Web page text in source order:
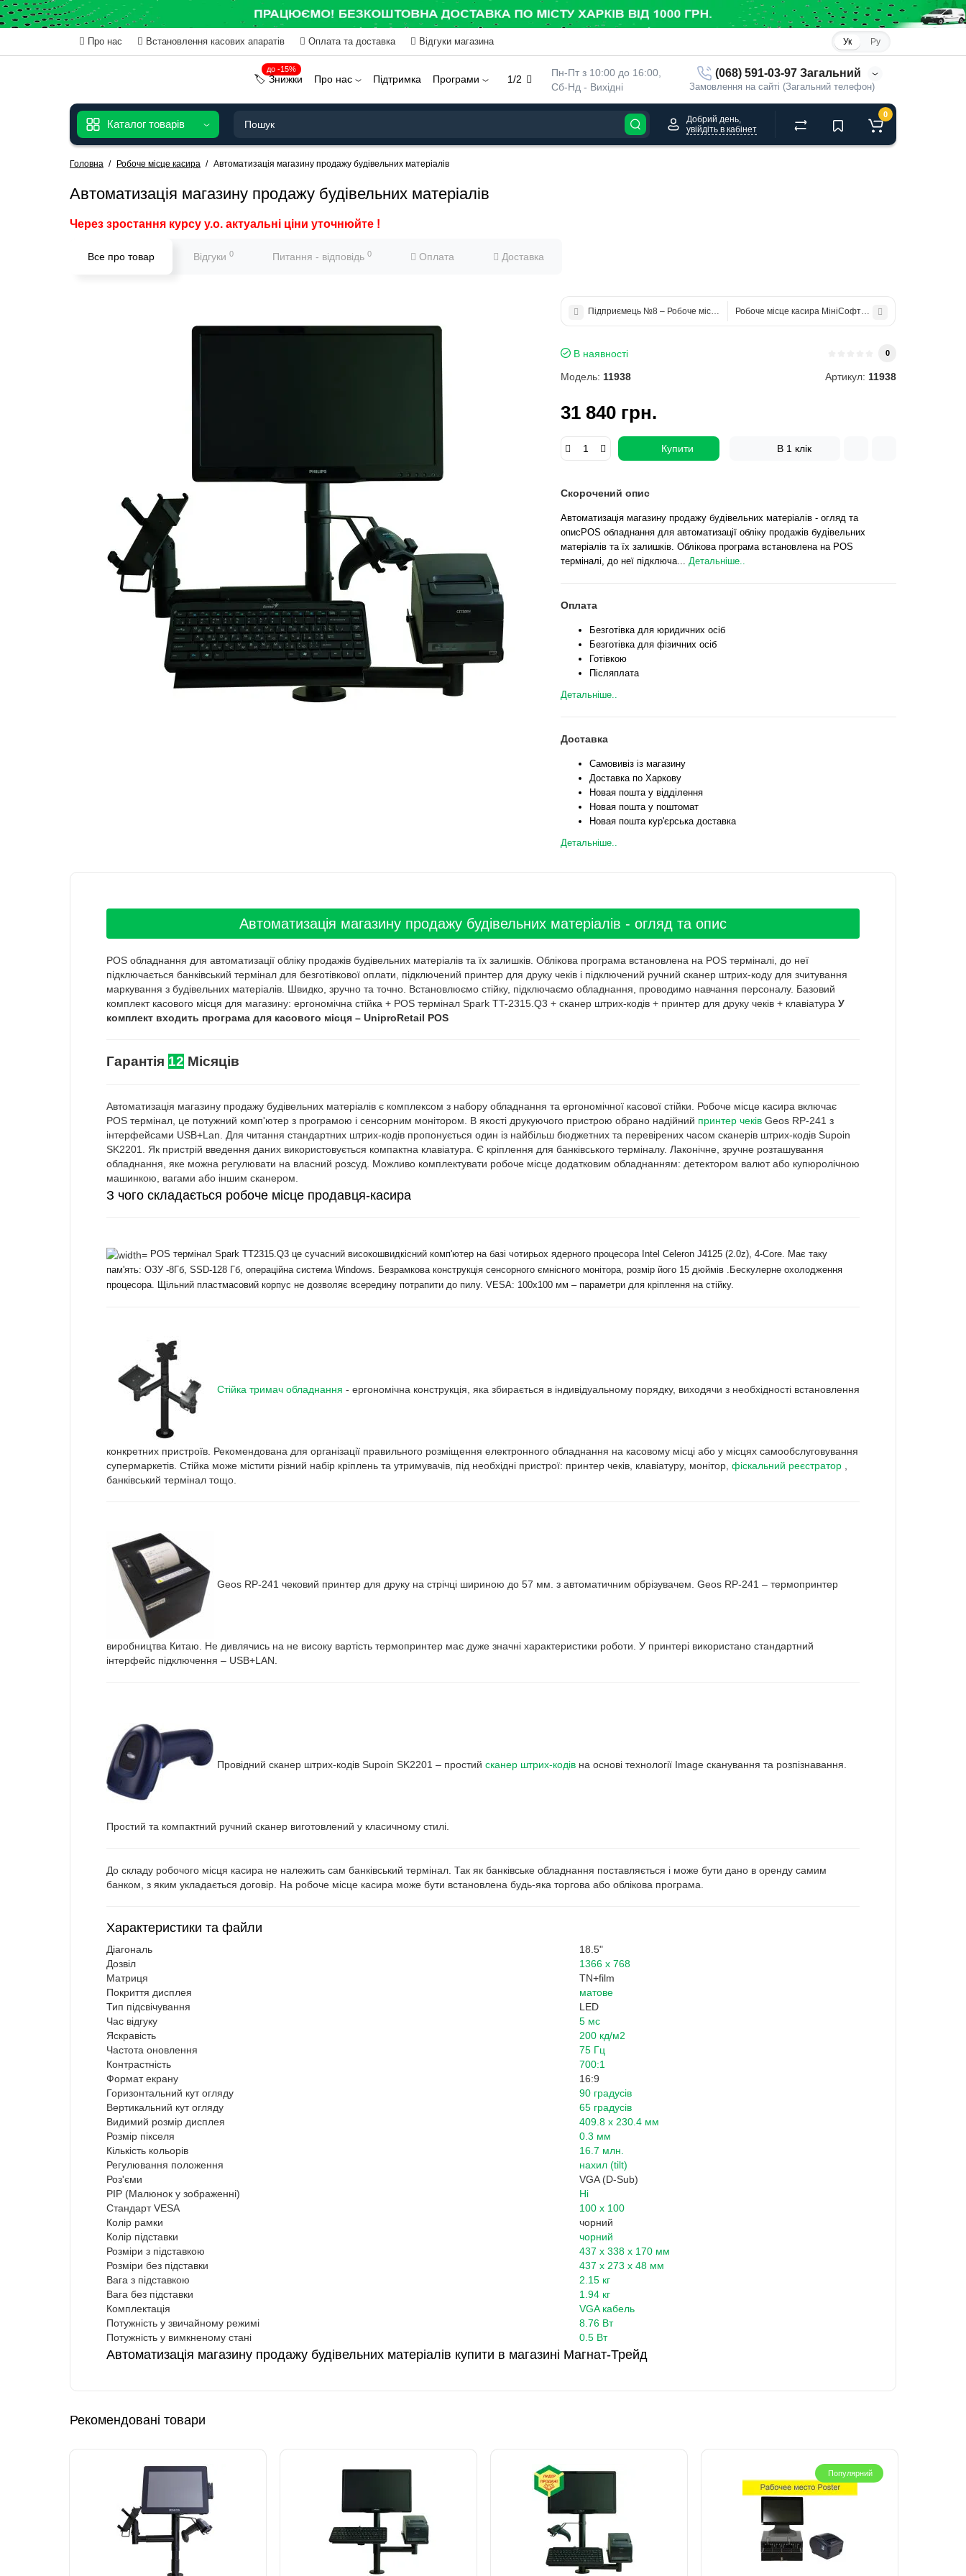
Про нас Встановлення касових апаратів Оплата та доставка Відгуки магазина Ук Ру
Пн-Пт з 10:00 до 16:00,
Сб-Нд - Вихідні
(068) 591-03-97 Загальний
Замовлення на сайті (Загальний телефон)
1/2
до -15%
🏷️ Знижки Про нас Підтримка Програми
Каталог товарів
Добрий день,
увійдіть в кабінет
0
Головна Робоче місце касира Автоматизація магазину продажу будівельних матеріалів
Автоматизація магазину продажу будівельних матеріалів
Через зростання курсу у.о. актуальні ціни уточнюйте !
Все про товар Відгуки 0 Питання - відповідь 0 Оплата Доставка
Підприємець №8 – Робоче місце касира з програмою для м'ясних та ковбасних магазинів
Робоче місце касира МініСофт №10
В наявності 0
Модель: 11938 Артикул: 11938
31 840 грн.
Купити В 1 клік
Скорочений опис
Автоматизація магазину продажу будівельних матеріалів - огляд та
описPOS обладнання для автоматизації обліку продажів будівельних
матеріалів та їх залишків. Облікова програма встановлена на POS
терміналі, до неї підключа... Детальніше..
Оплата
Безготівка для юридичних осіб
Безготівка для фізичних осіб
Готівкою
Післяплата
Детальніше..
Доставка
Самовивіз із магазину
Доставка по Харкову
Новая пошта у відділення
Новая пошта у поштомат
Новая пошта кур'єрська доставка
Детальніше..
Автоматизація магазину продажу будівельних матеріалів - огляд та опис
POS обладнання для автоматизації обліку продажів будівельних матеріалів та їх залишків. Облікова програма встановлена на POS терміналі, до неї
підключається банківський термінал для безготівкової оплати, підключений принтер для друку чеків і підключений ручний сканер штрих-коду для зчитування
маркування з будівельних матеріалів. Швидко, зручно та точно. Встановлюємо стійку, підключаємо обладнання, проводимо навчання персоналу. Базовий
комплект касового місця для магазину: ергономічна стійка + POS термінал Spark TT-2315.Q3 + сканер штрих-кодів + принтер для друку чеків + клавіатура У
комплект входить програма для касового місця – UniproRetail POS
Гарантія 12 Місяців
Автоматизація магазину продажу будівельних матеріалів є комплексом з набору обладнання та ергономічної касової стійки. Робоче місце касира включає
POS термінал, це потужний комп'ютер з програмою і сенсорним монітором. В якості друкуючого пристрою обрано надійний принтер чеків Geos RP-241 з
інтерфейсами USB+Lan. Для читання стандартних штрих-кодів пропонується один із найбільш бюджетних та перевірених часом сканерів штрих-кодів Supoin
SK2201. Як пристрій введення даних використовується компактна клавіатура. Є кріплення для банківського терміналу. Лаконічне, зручне розташування
обладнання, яке можна регулювати на власний розсуд. Можливо комплектувати робоче місце додатковим обладнанням: детектором валют або купюролічною
машинкою, вагами або іншим сканером.
З чого складається робоче місце продавця-касира
POS термінал Spark TT2315.Q3 це сучасний високошвидкісний комп'ютер на базі чотирьох ядерного процесора Intel Celeron J4125 (2.0z), 4-Core. Має таку
пам'ять: ОЗУ -8Гб, SSD-128 Гб, операційна система Windows. Безрамкова конструкція сенсорного ємнісного монітора, розмір його 15 дюймів .Бескулерне охолодження
процесора. Щільний пластмасовий корпус не дозволяє всередину потрапити до пилу. VESA: 100х100 мм – параметри для кріплення на стійку.
Стійка тримач обладнання - ергономічна конструкція, яка збирається в індивідуальному порядку, виходячи з необхідності встановлення
конкретних пристроїв. Рекомендована для організації правильного розміщення електронного обладнання на касовому місці або у місцях самообслуговування
супермаркетів. Стійка може містити різний набір кріплень та утримувачів, під необхідні пристрої: принтер чеків, клавіатуру, монітор, фіскальний реєстратор
банківський термінал тощо.
Geos RP-241 чековий принтер для друку на стрічці шириною до 57 мм. з автоматичним обрізувачем. Geos RP-241 – термопринтер
виробництва Китаю. Не дивлячись на не високу вартість термопринтер має дуже значні характеристики роботи. У принтері використано стандартний
інтерфейс підключення – USB+LAN.
Провідний сканер штрих-кодів Supoin SK2201 – простий сканер штрих-кодів на основі технології Image сканування та розпізнавання.
Простий та компактний ручний сканер виготовлений у класичному стилі.
До складу робочого місця касира не належить сам банківський термінал. Так як банківське обладнання поставляється і може бути дано в оренду самим
банком, з яким укладається договір. На робоче місце касира може бути встановлена будь-яка торгова або облікова програма.
Характеристики та файли
Діагональ
18.5"
Дозвіл
1366 х 768
Матриця
TN+film
Покриття дисплея
матове
Тип підсвічування
LED
Час відгуку
5 мс
Яскравість
200 кд/м2
Частота оновлення
75 Гц
Контрастність
700:1
Формат екрану
16:9
Горизонтальний кут огляду
90 градусів
Вертикальний кут огляду
65 градусів
Видимий розмір дисплея
409.8 x 230.4 мм
Розмір пікселя
0.3 мм
Кількість кольорів
16.7 млн.
Регулювання положення
нахил (tilt)
Роз'єми
VGA (D-Sub)
PIP (Малюнок у зображенні)
Ні
Стандарт VESA
100 х 100
Колір рамки
чорний
Колір підставки
чорний
Розміри з підставкою
437 x 338 x 170 мм
Розміри без підставки
437 x 273 x 48 мм
Вага з підставкою
2.15 кг
Вага без підставки
1.94 кг
Комплектація
VGA кабель
Потужність у звичайному режимі
8.76 Вт
Потужність у вимкненому стані
0.5 Вт
Автоматизація магазину продажу будівельних матеріалів купити в магазині Магнат-Трейд
Рекомендовані товари
Популярний